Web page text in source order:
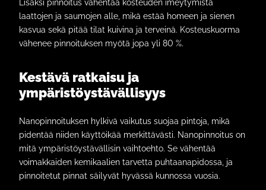
Lisäksi pinnoitus vähentää kosteuden imeytymistä
laattojen ja saumojen alle, mikä estää homeen ja sienen
kasvua sekä pitää tilat kuivina ja terveinä. Kosteuskuorma
vähenee pinnoituksen myötä jopa yli 80 %.
Kestävä ratkaisu ja
ympäristöystävällisyys
Nanopinnoituksen hylkivä vaikutus suojaa pintoja, mikä
pidentää niiden käyttöikää merkittävästi. Nanopinnoitus on
mitä ympäristöystävällisin vaihtoehto. Se vähentää
voimakkaiden kemikaalien tarvetta puhtaanapidossa, ja
pinnoitetut pinnat säilyvät hyvässä kunnossa vuosia.